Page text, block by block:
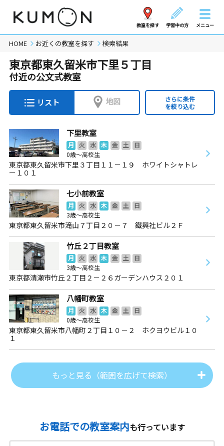
教室を探す 学習中の方 メニュー
HOME お近くの教室を探す 検索結果
東京都東久留米市下里５丁目
付近の公文式教室
リスト 地図
さらに条件
を絞り込む
下里教室
月 火 水 木 金 土
日
0歳～高校生
東京都東久留米市下里３丁目１１－１９ ホワイトシャトレ
ー１０１
七小前教室
月 火 水 木 金 土
日
3歳～高校生
東京都東久留米市滝山７丁目２０－７ 鐵興社ビル２Ｆ
竹丘２丁目教室
月 火 水 木 金 土
日
3歳～高校生
東京都清瀬市竹丘２丁目２－２６ガーデンハウス２０１
八幡町教室
月 火 水 木 金 土
日
0歳～高校生
東京都東久留米市八幡町２丁目１０－２ ホクヨウビル１０
１
もっと見る（範囲を広げて検索）
お電話での教室案内も行っています